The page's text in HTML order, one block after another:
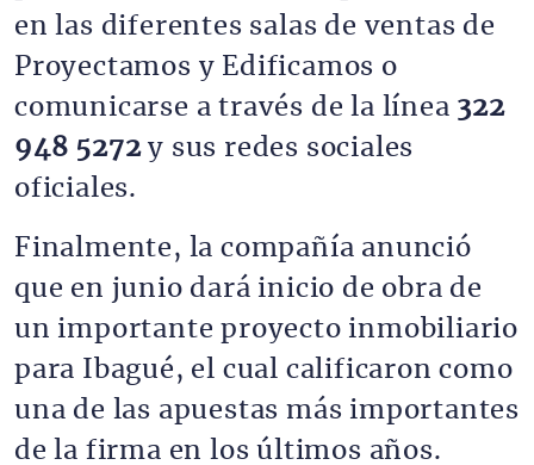
en las diferentes salas de ventas de
Proyectamos y Edificamos o
comunicarse a través de la línea 322
948 5272y sus redes sociales
oficiales.
Finalmente, la compañía anunció
que en junio dará inicio de obra de
un importante proyecto inmobiliario
para Ibagué, el cual calificaron como
una de las apuestas más importantes
de la firma en los últimos años.